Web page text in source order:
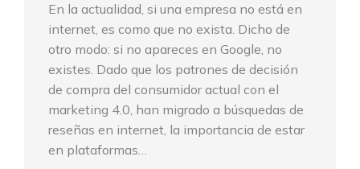
En la actualidad, si una empresa no está en
internet, es como que no exista. Dicho de
otro modo: si no apareces en Google, no
existes. Dado que los patrones de decisión
de compra del consumidor actual con el
marketing 4.0, han migrado a búsquedas de
reseñas en internet, la importancia de estar
en plataformas…